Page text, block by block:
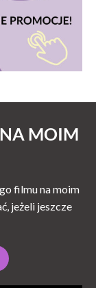
MOIM
filmu na moim
jeżeli jeszcze